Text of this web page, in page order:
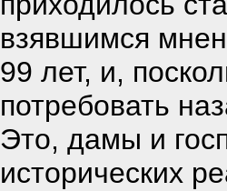
взявшимся
99 лет, и,
потребовать
Это, дамы и
исторических